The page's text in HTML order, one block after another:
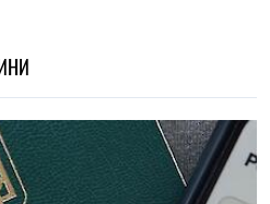
595
слід міняти зубну щітку